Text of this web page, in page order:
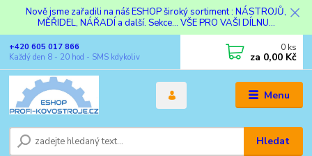
Nově jsme zařadili na náš ESHOP široký sortiment : NÁSTROJŮ,
MĚŘIDEL, NÁŘADÍ a další. Sekce... VŠE PRO VAŠI DÍLNU...
Menu
Hledat
+420 605 017 866
Každý den 8 - 20 hod - SMS kdykoliv
0 ks
za 0,00 Kč